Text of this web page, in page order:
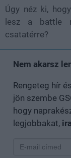
Úgy néz ki,
lesz a battle
csatatérre?
Nem akarsz
Rengeteg hír
jön szembe
hogy
legjobbakat,